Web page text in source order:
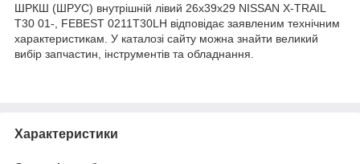
ШРКШ (ШРУС) внутрішній лівий 26x39x29 NISSAN X-TRAIL
T30 01-, FEBEST 0211T30LH відповідає заявленим технічним
характеристикам. У каталозі сайту можна знайти великий
вибір запчастин, інструментів та обладнання.
Характеристики